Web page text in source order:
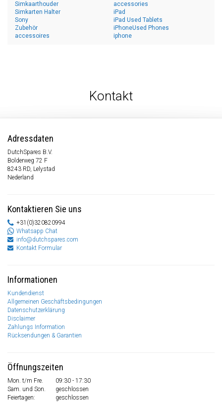
Simkaarthouder
Simkarten Halter
Sony
Zubehör
accessoires
accessories
iPad
iPad Used Tablets
iPhoneUsed Phones
iphone
Kontakt
Adressdaten
DutchSpares B.V.
Bolderweg 72 F
8243 RD, Lelystad
Nederland
Kontaktieren Sie uns
+31(0)320820994
Whatsapp Chat
info@dutchspares.com
Kontakt Formular
Informationen
Kundendienst
Allgemeinen Geschäftsbedingungen
Datenschutzerklärung
Disclaimer
Zahlungs Information
Rücksendungen & Garantien
Öffnungszeiten
Mon. t/m Fre.
09:30 - 17:30
Sam. und Son.
geschlossen
Feiertagen:
geschlossen